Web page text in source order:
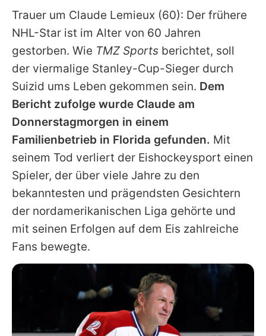
Redaktionelle Richtlinien
Impressum
Datenschutzerklärung
Nutzungsbedingungen
Utiq verwalten
Trauer um Claude Lemieux (60): Der frühere
NHL-Star ist im Alter von 60 Jahren
gestorben. Wie TMZ Sports berichtet, soll
der viermalige Stanley-Cup-Sieger durch
Suizid ums Leben gekommen sein. Dem
Bericht zufolge wurde Claude am
Donnerstagmorgen in einem
Familienbetrieb in Florida gefunden. Mit
seinem Tod verliert der Eishockeysport einen
Spieler, der über viele Jahre zu den
bekanntesten und prägendsten Gesichtern
der nordamerikanischen Liga gehörte und
mit seinen Erfolgen auf dem Eis zahlreiche
Fans bewegte.